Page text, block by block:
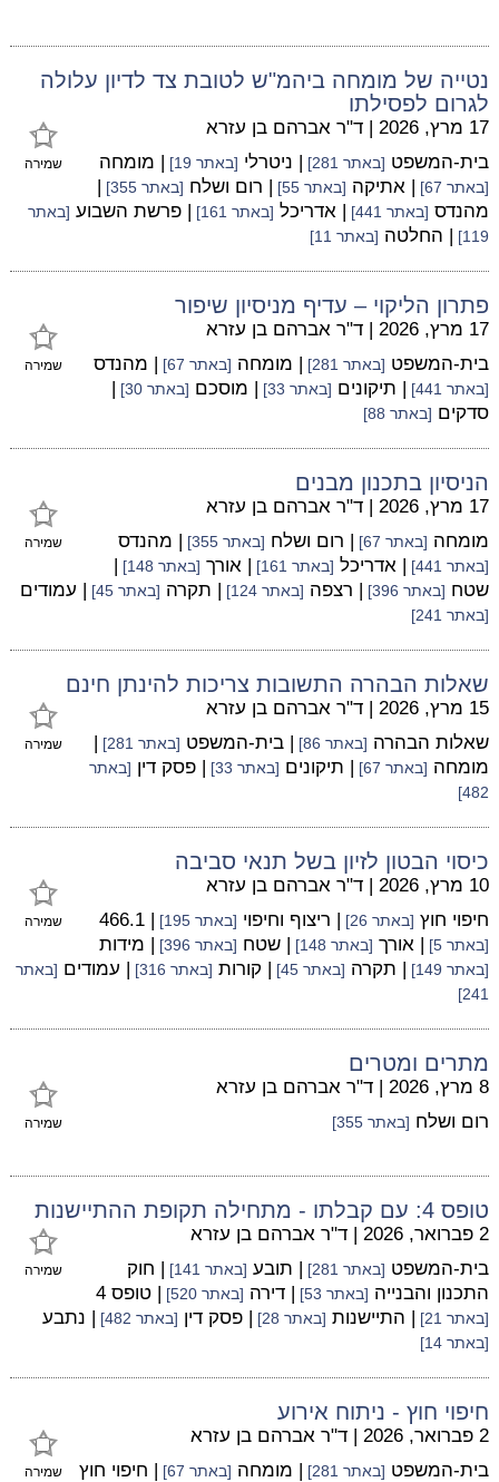
נטייה של מומחה ביהמ"ש לטובת צד לדיון עלולה
לגרום לפסילתו
שמירה
17 מרץ, 2026 | ד"ר אברהם בן עזרא
בית-המשפט [באתר 281] | ניטרלי [באתר 19] | מומחה
[באתר 67] | אתיקה [באתר 55] | רום ושלח [באתר 355]
|
מהנדס [באתר 441] | אדריכל [באתר 161] | פרשת השבוע [באתר
119]
| החלטה [באתר 11]
פתרון הליקוי – עדיף מניסיון שיפור
שמירה
17 מרץ, 2026 | ד"ר אברהם בן עזרא
בית-המשפט [באתר 281] | מומחה [באתר 67] | מהנדס
[באתר 441] | תיקונים [באתר 33] | מוסכם [באתר 30]
|
סדקים [באתר 88]
הניסיון בתכנון מבנים
שמירה
17 מרץ, 2026 | ד"ר אברהם בן עזרא
מומחה [באתר 67] | רום ושלח [באתר 355] | מהנדס
[באתר 441] | אדריכל [באתר 161] | אורך [באתר 148]
|
שטח [באתר 396] | רצפה [באתר 124] | תקרה [באתר 45] | עמודים
[באתר 241]
שאלות הבהרה התשובות צריכות להינתן חינם
שמירה
15 מרץ, 2026 | ד"ר אברהם בן עזרא
שאלות הבהרה [באתר 86] | בית-המשפט [באתר 281]
|
מומחה [באתר 67] | תיקונים [באתר 33] | פסק דין [באתר
482]
כיסוי הבטון לזיון בשל תנאי סביבה
שמירה
10 מרץ, 2026 | ד"ר אברהם בן עזרא
חיפוי חוץ [באתר 26] | ריצוף וחיפוי [באתר 195] | 466.1
[באתר 5] | אורך [באתר 148] | שטח [באתר 396] | מידות
[באתר 149] | תקרה [באתר 45] | קורות [באתר 316] | עמודים [באתר
241]
מתרים ומטרים
שמירה
8 מרץ, 2026 | ד"ר אברהם בן עזרא
רום ושלח [באתר 355]
טופס 4: עם קבלתו - מתחילה תקופת ההתיישנות
שמירה
2 פברואר, 2026 | ד"ר אברהם בן עזרא
בית-המשפט [באתר 281] | תובע [באתר 141]
| חוק
התכנון והבנייה [באתר 53] | דירה [באתר 520] | טופס 4
[באתר 21] | התיישנות [באתר 28] | פסק דין [באתר 482] | נתבע
[באתר 14]
חיפוי חוץ - ניתוח אירוע
שמירה
2 פברואר, 2026 | ד"ר אברהם בן עזרא
בית-המשפט [באתר 281] | מומחה [באתר 67] | חיפוי חוץ